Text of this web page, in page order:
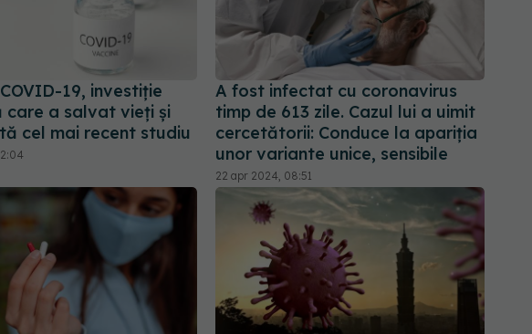
19, investiție
care a salvat vieți și
cel mai recent studiu
A fost infectat cu coronavirus
timp de 613 zile. Cazul lui a uimit
cercetătorii: Conduce la apariția
unor variante unice, sensibile
22 apr 2024, 08:51